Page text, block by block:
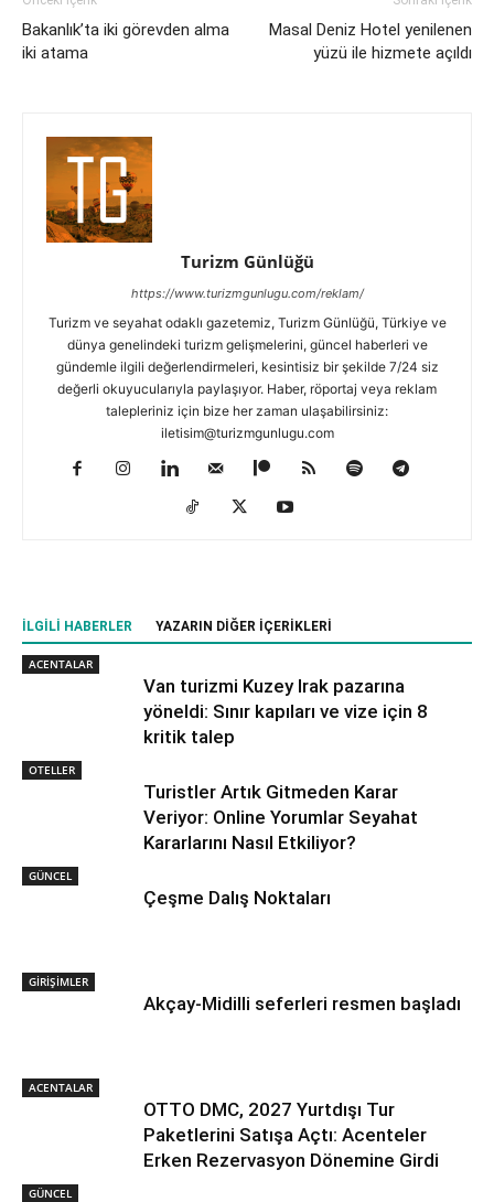
Bakanlık’ta iki görevden alma
iki atama
Masal Deniz Hotel yenilenen
yüzü ile hizmete açıldı
Turizm Günlüğü
https://www.turizmgunlugu.com/reklam/
Turizm ve seyahat odaklı gazetemiz, Turizm Günlüğü, Türkiye ve
dünya genelindeki turizm gelişmelerini, güncel haberleri ve
gündemle ilgili değerlendirmeleri, kesintisiz bir şekilde 7/24 siz
değerli okuyucularıyla paylaşıyor. Haber, röportaj veya reklam
talepleriniz için bize her zaman ulaşabilirsiniz:
iletisim@turizmgunlugu.com
İLGILI HABERLER YAZARIN DIĞER İÇERIKLERI
ACENTALAR
Van turizmi Kuzey Irak pazarına
yöneldi: Sınır kapıları ve vize için 8
kritik talep
OTELLER
Turistler Artık Gitmeden Karar
Veriyor: Online Yorumlar Seyahat
Kararlarını Nasıl Etkiliyor?
GÜNCEL
Çeşme Dalış Noktaları
GİRİŞİMLER
Akçay-Midilli seferleri resmen başladı
ACENTALAR
OTTO DMC, 2027 Yurtdışı Tur
Paketlerini Satışa Açtı: Acenteler
Erken Rezervasyon Dönemine Girdi
GÜNCEL